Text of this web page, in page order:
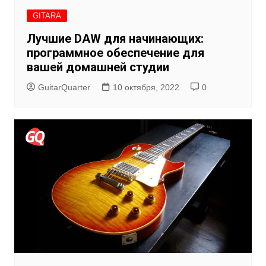
GITARA
Лучшие DAW для начинающих:
программное обеспечение для
вашей домашней студии
GuitarQuarter 10 октября, 2022 0